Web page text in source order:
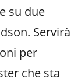
su due
Servirà
per
che sta